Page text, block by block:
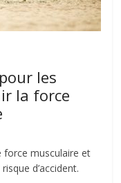
les
la force
force musculaire et
d’accident.